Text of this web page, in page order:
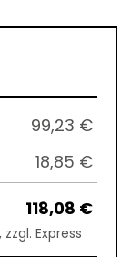
99,23 €
18,85 €
118,08 €
Express